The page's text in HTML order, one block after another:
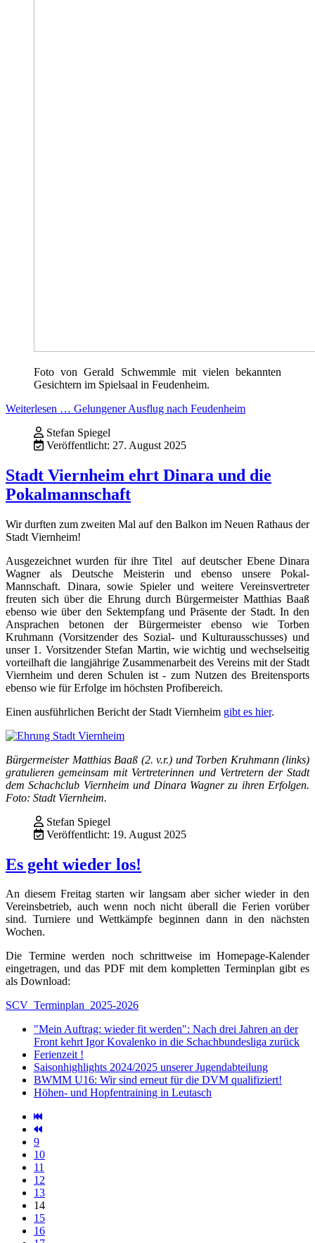
Foto von Gerald Schwemmle mit vielen bekannten
Gesichtern im Spielsaal in Feudenheim.
Weiterlesen … Gelungener Ausflug nach Feudenheim
Stefan Spiegel
Veröffentlicht: 27. August 2025
Stadt Viernheim ehrt Dinara und die
Pokalmannschaft
Wir durften zum zweiten Mal auf den Balkon im Neuen Rathaus der
Stadt Viernheim!
Ausgezeichnet wurden für ihre Titel auf deutscher Ebene Dinara
Wagner als Deutsche Meisterin und ebenso unsere Pokal-
Mannschaft. Dinara, sowie Spieler und weitere Vereinsvertreter
freuten sich über die Ehrung durch Bürgermeister Matthias Baaß
ebenso wie über den Sektempfang und Präsente der Stadt. In den
Ansprachen betonen der Bürgermeister ebenso wie Torben
Kruhmann (Vorsitzender des Sozial- und Kulturausschusses) und
unser 1. Vorsitzender Stefan Martin, wie wichtig und wechselseitig
vorteilhaft die langjährige Zusammenarbeit des Vereins mit der Stadt
Viernheim und deren Schulen ist - zum Nutzen des Breitensports
ebenso wie für Erfolge im höchsten Profibereich.
Einen ausführlichen Bericht der Stadt Viernheim gibt es hier.
Bürgermeister Matthias Baaß (2. v.r.) und Torben Kruhmann (links)
gratulieren gemeinsam mit Vertreterinnen und Vertretern der Stadt
dem Schachclub Viernheim und Dinara Wagner zu ihren Erfolgen.
Foto: Stadt Viernheim.
Stefan Spiegel
Veröffentlicht: 19. August 2025
Es geht wieder los!
An diesem Freitag starten wir langsam aber sicher wieder in den
Vereinsbetrieb, auch wenn noch nicht überall die Ferien vorüber
sind. Turniere und Wettkämpfe beginnen dann in den nächsten
Wochen.
Die Termine werden noch schrittweise im Homepage-Kalender
eingetragen, und das PDF mit dem kompletten Terminplan gibt es
als Download:
SCV_Terminplan_2025-2026
"Mein Auftrag: wieder fit werden": Nach drei Jahren an der
Front kehrt Igor Kovalenko in die Schachbundesliga zurück
Ferienzeit !
Saisonhighlights 2024/2025 unserer Jugendabteilung
BWMM U16: Wir sind erneut für die DVM qualifiziert!
Höhen- und Hopfentraining in Leutasch
9
10
11
12
13
14
15
16